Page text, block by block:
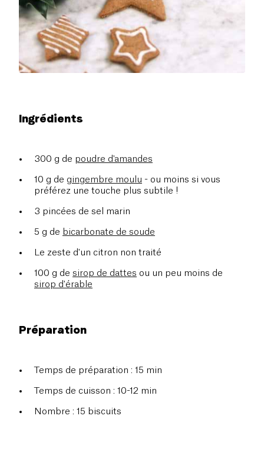
Ingrédients
300 g de poudre d'amandes
10 g de gingembre moulu - ou moins si vous
préférez une touche plus subtile !
3 pincées de sel marin
5 g de bicarbonate de soude
Le zeste d'un citron non traité
100 g de sirop de dattes ou un peu moins de
sirop d'érable
Préparation
Temps de préparation : 15 min
Temps de cuisson : 10-12 min
Nombre : 15 biscuits